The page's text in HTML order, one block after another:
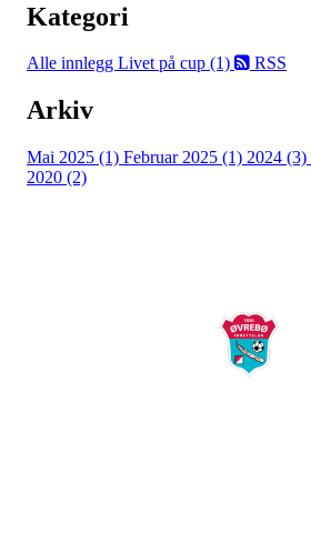
Kategori
Alle innlegg Livet på cup (1) RSS
Arkiv
Mai 2025 (1) Februar 2025 (1) 2024 (3)
2020 (2)